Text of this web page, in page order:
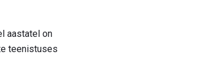
aastatel on
teenistuses